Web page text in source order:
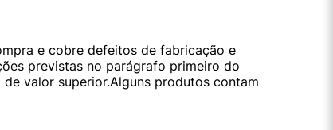
e cobre defeitos de fabricação e
previstas no parágrafo primeiro do
valor superior.Alguns produtos contam